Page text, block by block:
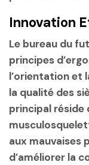
Innovation
Le bureau du
principes
l’orientation et
la qualité des
principal réside
aux mauvaises
d’améliorer la